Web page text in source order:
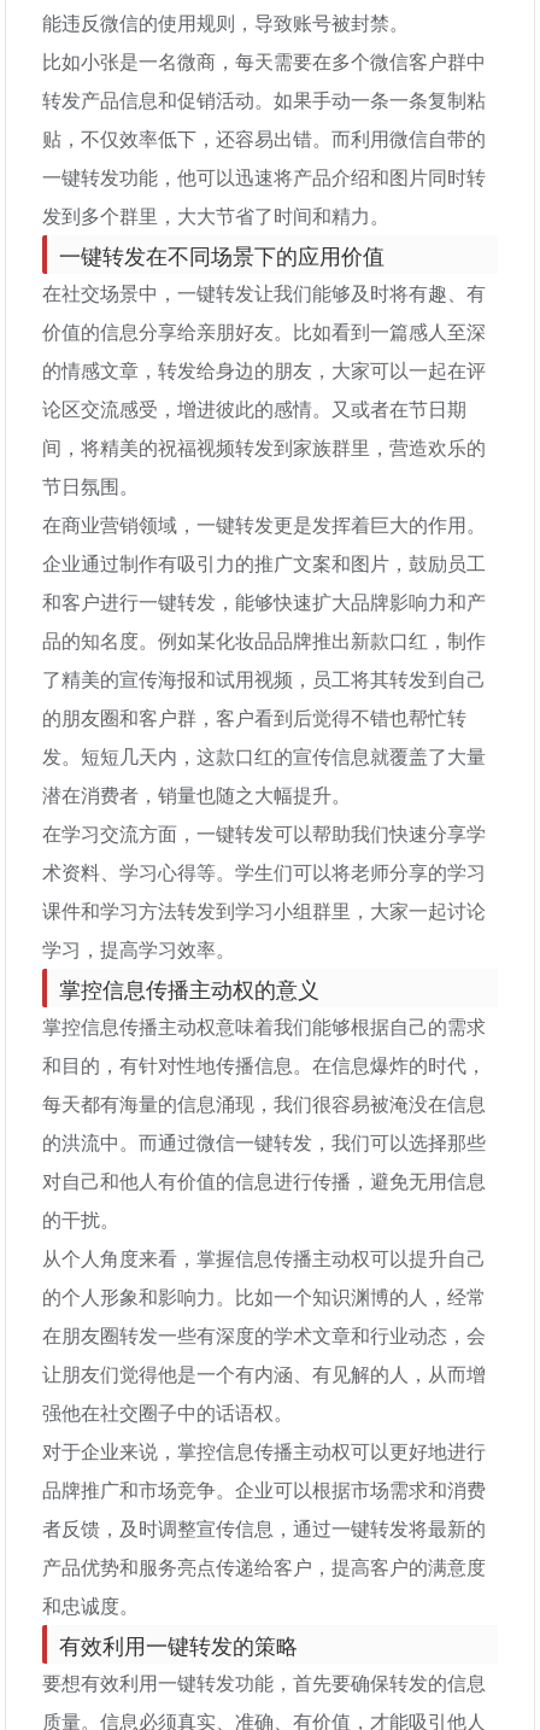
能违反微信的使用规则，导致账号被封禁。
比如小张是一名微商，每天需要在多个微信客户群中
转发产品信息和促销活动。如果手动一条一条复制粘
贴，不仅效率低下，还容易出错。而利用微信自带的
一键转发功能，他可以迅速将产品介绍和图片同时转
发到多个群里，大大节省了时间和精力。
一键转发在不同场景下的应用价值
在社交场景中，一键转发让我们能够及时将有趣、有
价值的信息分享给亲朋好友。比如看到一篇感人至深
的情感文章，转发给身边的朋友，大家可以一起在评
论区交流感受，增进彼此的感情。又或者在节日期
间，将精美的祝福视频转发到家族群里，营造欢乐的
节日氛围。
在商业营销领域，一键转发更是发挥着巨大的作用。
企业通过制作有吸引力的推广文案和图片，鼓励员工
和客户进行一键转发，能够快速扩大品牌影响力和产
品的知名度。例如某化妆品品牌推出新款口红，制作
了精美的宣传海报和试用视频，员工将其转发到自己
的朋友圈和客户群，客户看到后觉得不错也帮忙转
发。短短几天内，这款口红的宣传信息就覆盖了大量
潜在消费者，销量也随之大幅提升。
在学习交流方面，一键转发可以帮助我们快速分享学
术资料、学习心得等。学生们可以将老师分享的学习
课件和学习方法转发到学习小组群里，大家一起讨论
学习，提高学习效率。
掌控信息传播主动权的意义
掌控信息传播主动权意味着我们能够根据自己的需求
和目的，有针对性地传播信息。在信息爆炸的时代，
每天都有海量的信息涌现，我们很容易被淹没在信息
的洪流中。而通过微信一键转发，我们可以选择那些
对自己和他人有价值的信息进行传播，避免无用信息
的干扰。
从个人角度来看，掌握信息传播主动权可以提升自己
的个人形象和影响力。比如一个知识渊博的人，经常
在朋友圈转发一些有深度的学术文章和行业动态，会
让朋友们觉得他是一个有内涵、有见解的人，从而增
强他在社交圈子中的话语权。
对于企业来说，掌控信息传播主动权可以更好地进行
品牌推广和市场竞争。企业可以根据市场需求和消费
者反馈，及时调整宣传信息，通过一键转发将最新的
产品优势和服务亮点传递给客户，提高客户的满意度
和忠诚度。
有效利用一键转发的策略
要想有效利用一键转发功能，首先要确保转发的信息
质量。信息必须真实、准确、有价值，才能吸引他人